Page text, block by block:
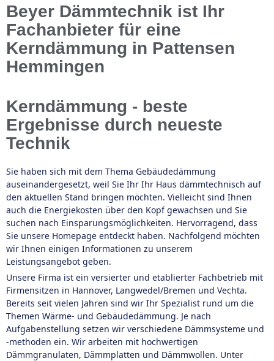
Beyer Dämmtechnik ist Ihr
Fachanbieter für eine
Kerndämmung in Pattensen
Hemmingen
Kerndämmung - beste
Ergebnisse durch neueste
Technik
Sie haben sich mit dem Thema Gebäudedämmung
auseinandergesetzt, weil Sie Ihr Ihr Haus dämmtechnisch auf
den aktuellen Stand bringen möchten. Vielleicht sind Ihnen
auch die Energiekosten über den Kopf gewachsen und Sie
suchen nach Einsparungsmöglichkeiten. Hervorragend, dass
Sie unsere Homepage entdeckt haben. Nachfolgend möchten
wir Ihnen einigen Informationen zu unserem
Leistungsangebot geben.
Unsere Firma ist ein versierter und etablierter Fachbetrieb mit
Firmensitzen in Hannover, Langwedel/Bremen und Vechta.
Bereits seit vielen Jahren sind wir Ihr Spezialist rund um die
Themen Wärme- und Gebäudedämmung. Je nach
Aufgabenstellung setzen wir verschiedene Dämmsysteme und
-methoden ein. Wir arbeiten mit hochwertigen
Dämmgranulaten, Dämmplatten und Dämmwollen. Unter